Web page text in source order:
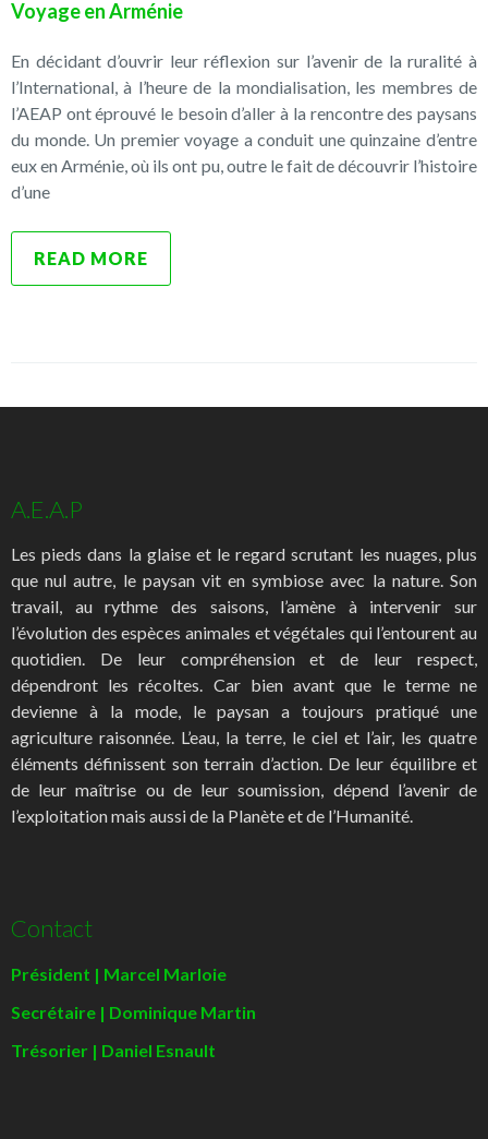
Voyage en Arménie
En décidant d’ouvrir leur réflexion sur l’avenir de la ruralité à
l’International, à l’heure de la mondialisation, les membres de
l’AEAP ont éprouvé le besoin d’aller à la rencontre des paysans
du monde. Un premier voyage a conduit une quinzaine d’entre
eux en Arménie, où ils ont pu, outre le fait de découvrir l’histoire
d’une
READ MORE
A.E.A.P
Les pieds dans la glaise et le regard scrutant les nuages, plus
que nul autre, le paysan vit en symbiose avec la nature. Son
travail, au rythme des saisons, l’amène à intervenir sur
l’évolution des espèces animales et végétales qui l’entourent au
quotidien. De leur compréhension et de leur respect,
dépendront les récoltes. Car bien avant que le terme ne
devienne à la mode, le paysan a toujours pratiqué une
agriculture raisonnée. L’eau, la terre, le ciel et l’air, les quatre
éléments définissent son terrain d’action. De leur équilibre et
de leur maîtrise ou de leur soumission, dépend l’avenir de
l’exploitation mais aussi de la Planète et de l’Humanité.
Contact
Président | Marcel Marloie
Secrétaire | Dominique Martin
Trésorier | Daniel Esnault